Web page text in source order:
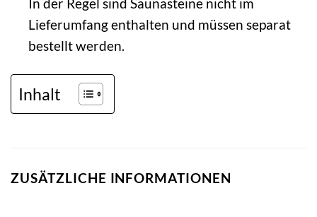
Lieferumfang enthalten und müssen separat
bestellt werden.
Inhalt
ZUSÄTZLICHE INFORMATIONEN